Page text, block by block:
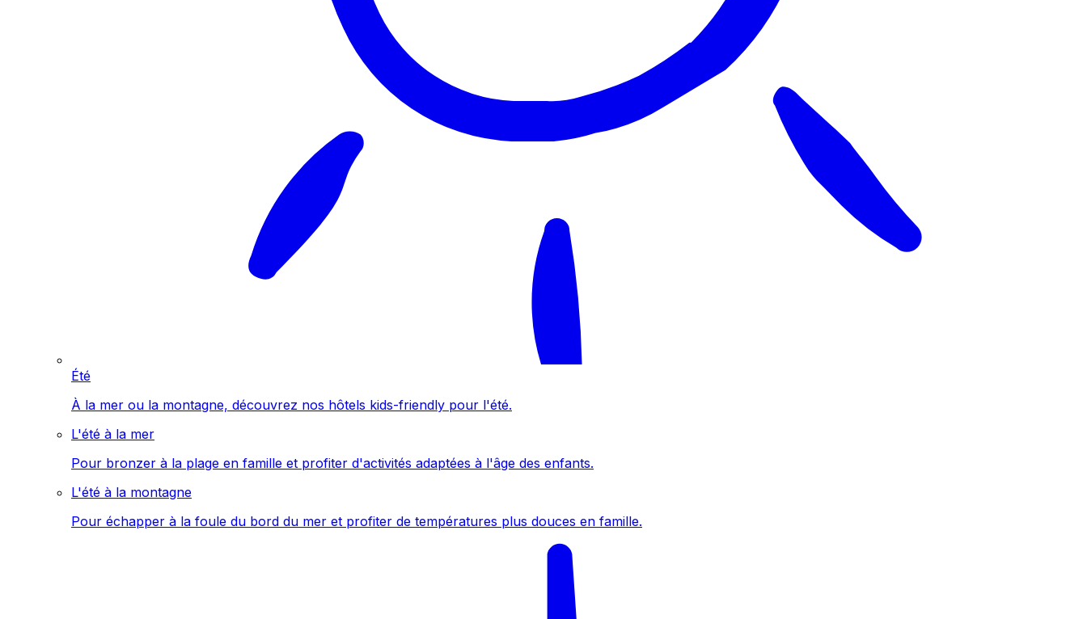
Été
À la mer ou la montagne, découvrez nos hôtels kids-friendly pour l'été.
L'été à la mer
Pour bronzer à la plage en famille et profiter d'activités adaptées à l'âge des enfants.
L'été à la montagne
Pour échapper à la foule du bord du mer et profiter de températures plus douces en famille.